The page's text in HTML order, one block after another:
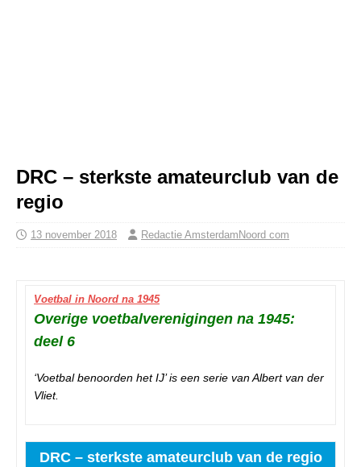
DRC – sterkste amateurclub van de
regio
13 november 2018 Redactie AmsterdamNoord com
Voetbal in Noord na 1945
Overige voetbalverenigingen na 1945:
deel 6
‘Voetbal benoorden het IJ’ is een serie van Albert van der
Vliet.
DRC – sterkste amateurclub van de regio